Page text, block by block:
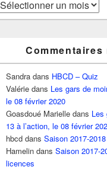
Archives
Commentaires
Sandra dans HBCD – Quiz
Valérie dans Les gars de
le 08 février 2020
Goasdoué Marielle dans Les
13 à l’action, le 08 février
hbcd dans Saison 2017-
Hamelin dans Saison 2017-
licences